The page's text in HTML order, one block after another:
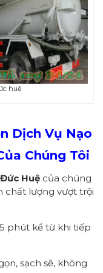
huệ
Dịch Vụ Nạo
Chúng Tôi
Huệ của chúng
chất lượng vượt trội
phút kể từ khi tiếp
sạch sẽ, không